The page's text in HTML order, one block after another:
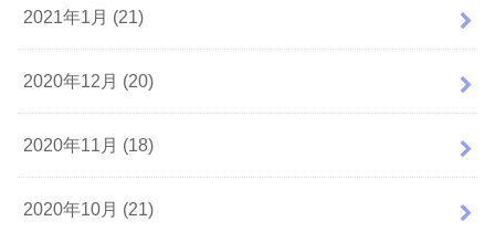
2021年1月 (21)
2020年12月 (20)
2020年11月 (18)
2020年10月 (21)